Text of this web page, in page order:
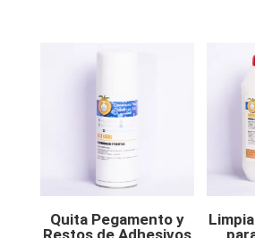
Quita Pegamento y
Restos de Adhesivos